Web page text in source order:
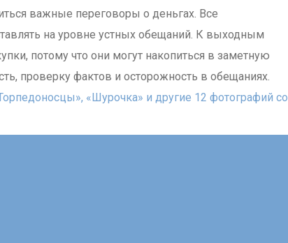
важные переговоры о деньгах. Все
на уровне устных обещаний. К выходным
потому что они могут накопиться в заметную
проверку фактов и осторожность в обещаниях.
«Шурочка» и другие 12 фотографий со